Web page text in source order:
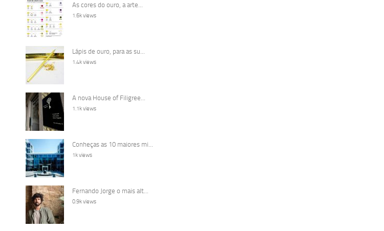
As cores do ouro, a arte...
1.6k views
Lápis de ouro, para as su...
1.4k views
A nova House of Filigree...
1.1k views
Conheças as 10 maiores mi...
1k views
Fernando Jorge o mais alt...
0.9k views